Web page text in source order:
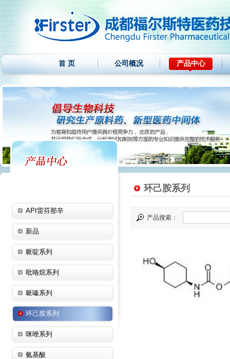
首 页 公司概况 产品中心
API雷芬那辛
新品
哌啶系列
吡咯烷系列
哌嗪系列
环己胺系列
咪唑系列
氨基酸
环己胺系列
产品搜索：